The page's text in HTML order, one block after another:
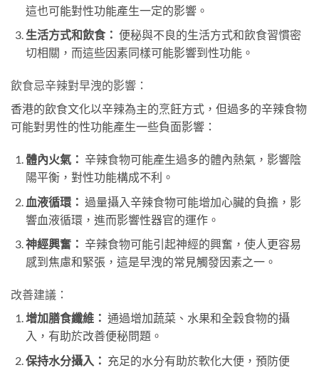
這也可能對性功能產生一定的影響。
生活方式和飲食： 便秘與不良的生活方式和飲食習慣密
切相關，而這些因素同樣可能影響到性功能。
飲食忌辛辣對早洩的影響：
香港的飲食文化以辛辣為主的烹飪方式，但過多的辛辣食物
可能對男性的性功能產生一些負面影響：
體內火氣： 辛辣食物可能產生過多的體內熱氣，影響陰
陽平衡，對性功能構成不利。
血液循環： 過量攝入辛辣食物可能增加心臟的負擔，影
響血液循環，進而影響性器官的運作。
神經興奮： 辛辣食物可能引起神經的興奮，使人更容易
感到焦慮和緊張，這是早洩的常見觸發因素之一。
改善建議：
增加膳食纖維： 通過增加蔬菜、水果和全穀食物的攝
入，有助於改善便秘問題。
保持水分攝入： 充足的水分有助於軟化大便，預防便